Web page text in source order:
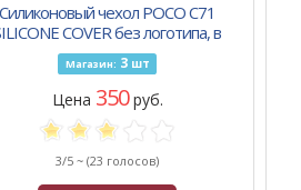
Силиконовый чехол POCO C71
COVER без логотипа, в
блистере, черный
Магазин: 3шт
Цена 350руб.
3/5 ~ (23 голосов)